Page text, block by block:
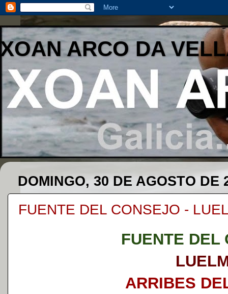
XOAN ARCO DA
DOMINGO, 30 DE AGOSTO DE
FUENTE DEL CONSEJO -
FUENTE DEL
ARRIBES